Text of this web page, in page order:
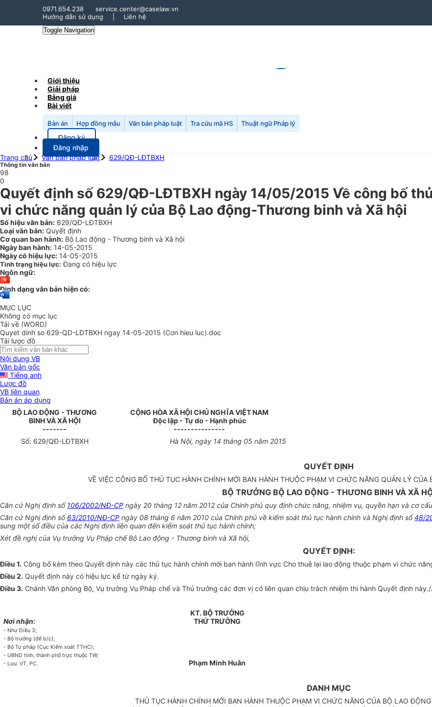
0971.654.238
service.center@caselaw.vn
Hướng dẫn sử dụng
Liên hệ
Toggle Navigation
Giới thiệu
Giải pháp
Bảng giá
Bài viết
Bản án Hợp đồng mẫu Văn bản pháp luật Tra cứu mã HS Thuật ngữ Pháp lý
Đăng ký
Đăng nhập
Trang chủ
Văn bản pháp luật 629/QĐ-LĐTBXH
Thông tin văn bản
98
0
Quyết định số 629/QĐ-LĐTBXH ngày 14/05/2015 Về công bố
vi chức năng quản lý của Bộ Lao động-Thương binh và Xã hội
Số hiệu văn bản: 629/QĐ-LĐTBXH
Loại văn bản: Quyết định
Cơ quan ban hành: Bộ Lao động - Thương binh và Xã hội
Ngày ban hành: 14-05-2015
Ngày có hiệu lực: 14-05-2015
Tình trạng hiệu lực: Đang có hiệu lực
Ngôn ngữ:
Định dạng văn bản hiện có:
MỤC LỤC
Không có mục lục
Tải về (WORD)
Quyet dinh so 629-QD-LDTBXH ngay 14-05-2015 (Con hieu luc).doc
Tải lược đồ
Nội dung VB
Văn bản gốc
Tiếng anh
Lược đồ
VB liên quan
Bản án áp dụng
BỘ LAO ĐỘNG - THƯƠNG
BINH VÀ XÃ HỘI
-------
CỘNG HÒA XÃ HỘI CHỦ NGHĨA VIỆT NAM
Độc lập - Tự do - Hạnh phúc
---------------
Số: 629/QĐ-LĐTBXH Hà Nội, ngày 14 tháng 05 năm 2015
QUYẾT ĐỊNH
VỀ VIỆC CÔNG BỐ THỦ TỤC HÀNH CHÍNH MỚI BAN HÀNH THUỘC PHẠM VI CHỨC NĂNG QUẢN LÝ
BỘ TRƯỞNG BỘ LAO ĐỘNG - THƯƠNG BINH VÀ XÃ
Căn cứ Nghị định số106/2002/NĐ-CP ngày 20 tháng 12 năm 2012 của Chính phủ quy định chức năng, nhiệm vụ, quyền hạn và cơ
Căn cứ Nghị định số63/2010/NĐ-CP ngày 08 tháng 6 năm 2010 của Chính phủ về kiểm soát thủ tục hành chính và Nghị định số48/
sung một số điều của các Nghị định liên quan đến kiểm soát thủ tục hành chính;
Xét đề nghị của Vụ trưởng Vụ Pháp chế Bộ Lao động - Thương binh và Xã hội,
QUYẾT ĐỊNH:
Điều 1. Công bố kèm theo Quyết định này các thủ tục hành chính mới ban hành lĩnh vực Cho thuê lại lao động thuộc phạm vi chức
Điều 2. Quyết định này có hiệu lực kể từ ngày ký.
Điều 3. Chánh Văn phòng Bộ, Vụ trưởng Vụ Pháp chế và Thủ trưởng các đơn vị có liên quan chịu trách nhiệm thi hành Quyết định này./.
Nơi nhận:
- Như Điều 3;
- Bộ trưởng (để b/c);
- Bộ Tư pháp (Cục Kiểm soát TTHC);
- UBND tỉnh, thành phố trực thuộc TW;
- Lưu: VT, PC.
KT. BỘ TRƯỞNG
THỨ TRƯỞNG
Phạm Minh Huân
DANH MỤC
THỦ TỤC HÀNH CHÍNH MỚI BAN HÀNH THUỘC PHẠM VI CHỨC NĂNG CỦA BỘ LAO